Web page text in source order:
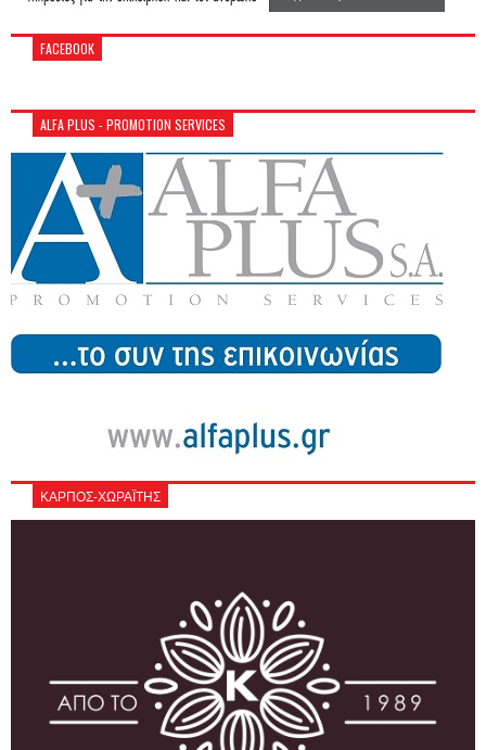
FACEBOOK
ALFA PLUS - PROMOTION SERVICES
ΚΑΡΠΟΣ-ΧΩΡΑΪΤΗΣ